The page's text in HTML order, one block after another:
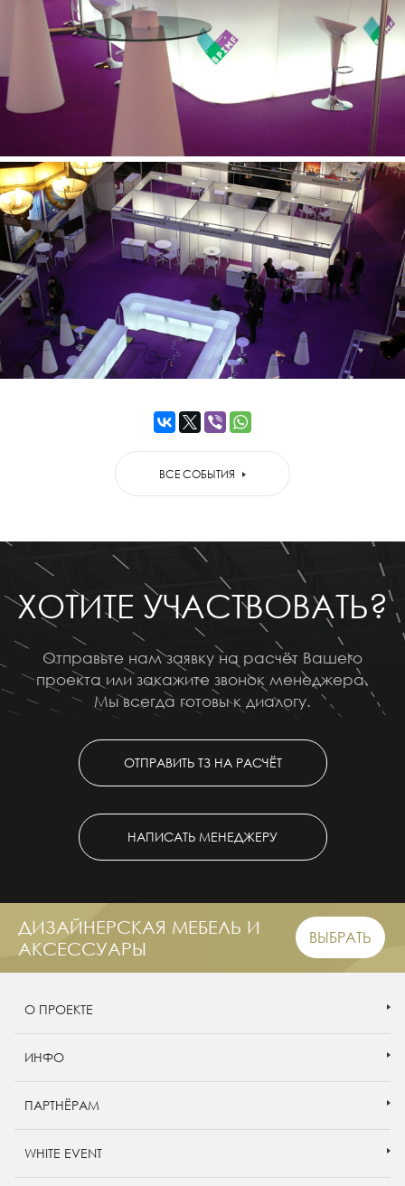
ВСЕ СОБЫТИЯ
ХОТИТЕ УЧАСТВОВАТЬ?
Отправьте нам заявку на расчёт Вашего
проекта или закажите звонок менеджера.
Мы всегда готовы к диалогу.
ОТПРАВИТЬ ТЗ НА РАСЧЁТ
НАПИСАТЬ МЕНЕДЖЕРУ
ДИЗАЙНЕРСКАЯ МЕБЕЛЬ И
АКСЕССУАРЫ
ВЫБРАТЬ
О ПРОЕКТЕ
ИНФО
ПАРТНЁРАМ
WHITE EVENT